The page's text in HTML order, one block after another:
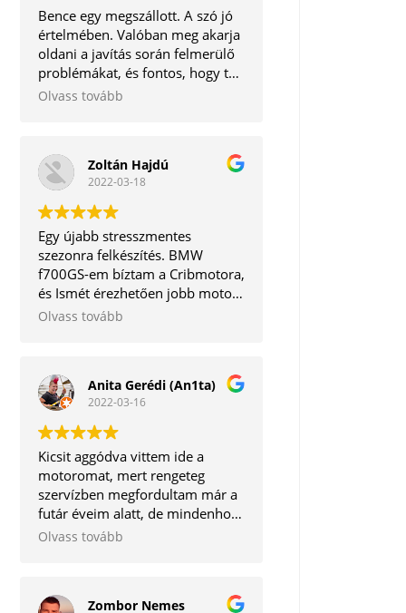
Bence egy megszállott. A szó jó
értelmében. Valóban meg akarja
oldani a javítás során felmerülő
problémákat, és fontos, hogy te,
mint ügyfél ne távozz tőle
Olvass tovább
Zoltán Hajdú
2022-03-18
Egy újabb stresszmentes
szezonra felkészítés. BMW
f700GS-em bíztam a Cribmotora,
és Ismét érezhetően jobb motort
kaptam vissza. A legjobb, hogy a
egyben minden törődést
megkapott egy helyen.
Köszönöm mégegyszer!
Olvass tovább
Anita Gerédi (An1ta)
2022-03-16
Kicsit aggódva vittem ide a
motoromat, mert rengeteg
szervízben megfordultam már a
futár éveim alatt, de mindenhol
vagy lehúzás van, vagy kontár
nem lett kész 1 nap alatt a
Olvass tovább
Zombor Nemes